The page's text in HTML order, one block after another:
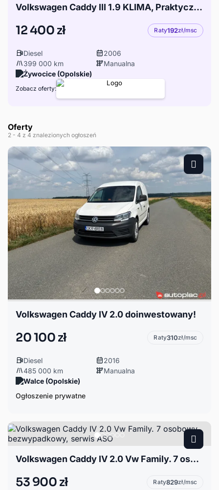
Volkswagen Caddy III 1.9 KLIMA, Praktyczny Dostawczak
12 400 zł Raty192zł/msc
Diesel
2006
399 000 km
Manualna
Żywocice (Opolskie)
Zobacz oferty:
Oferty
2 - 4 z 4 znalezionych ogłoszeń
Volkswagen Caddy IV 2.0 doinwestowany!
20 100 zł Raty310zł/msc
Diesel
2016
485 000 km
Manualna
Walce (Opolskie)
Ogłoszenie prywatne
Volkswagen Caddy IV 2.0 Vw Family. 7 osobowy, bezwypadkowy, serwis ASO
53 900 zł Raty829zł/msc